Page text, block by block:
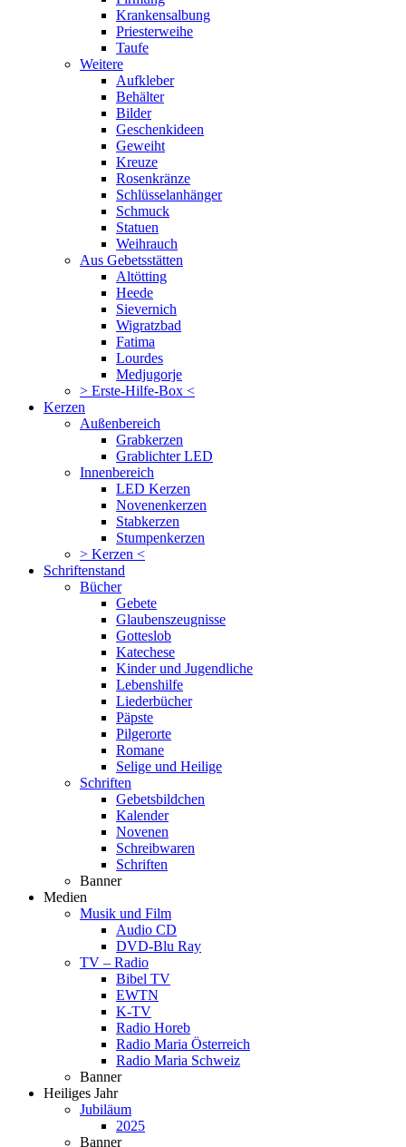
Krankensalbung
Priesterweihe
Taufe
Weitere
Aufkleber
Behälter
Bilder
Geschenkideen
Geweiht
Kreuze
Rosenkränze
Schlüsselanhänger
Schmuck
Statuen
Weihrauch
Aus Gebetsstätten
Altötting
Heede
Sievernich
Wigratzbad
Fatima
Lourdes
Medjugorje
> Erste-Hilfe-Box <
Kerzen
Außenbereich
Grabkerzen
Grablichter LED
Innenbereich
LED Kerzen
Novenenkerzen
Stabkerzen
Stumpenkerzen
> Kerzen <
Schriftenstand
Bücher
Gebete
Glaubenszeugnisse
Gotteslob
Katechese
Kinder und Jugendliche
Lebenshilfe
Liederbücher
Päpste
Pilgerorte
Romane
Selige und Heilige
Schriften
Gebetsbildchen
Kalender
Novenen
Schreibwaren
Schriften
Banner
Medien
Musik und Film
Audio CD
DVD-Blu Ray
TV – Radio
Bibel TV
EWTN
K-TV
Radio Horeb
Radio Maria Österreich
Radio Maria Schweiz
Banner
Heiliges Jahr
Jubiläum
2025
Banner